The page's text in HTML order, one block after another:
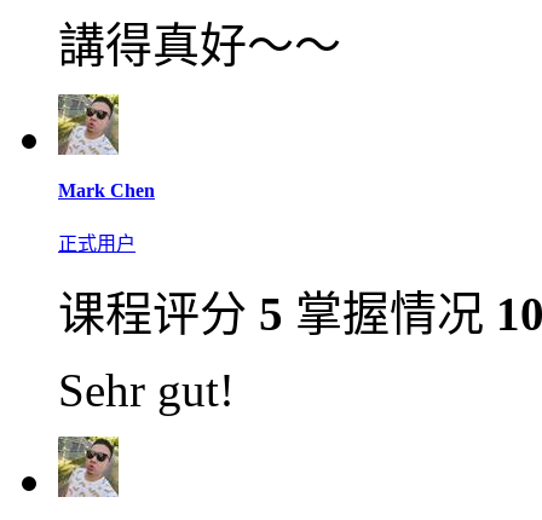
講得真好～～
Mark Chen
正式用户
课程评分 5 掌握情况
Sehr gut!